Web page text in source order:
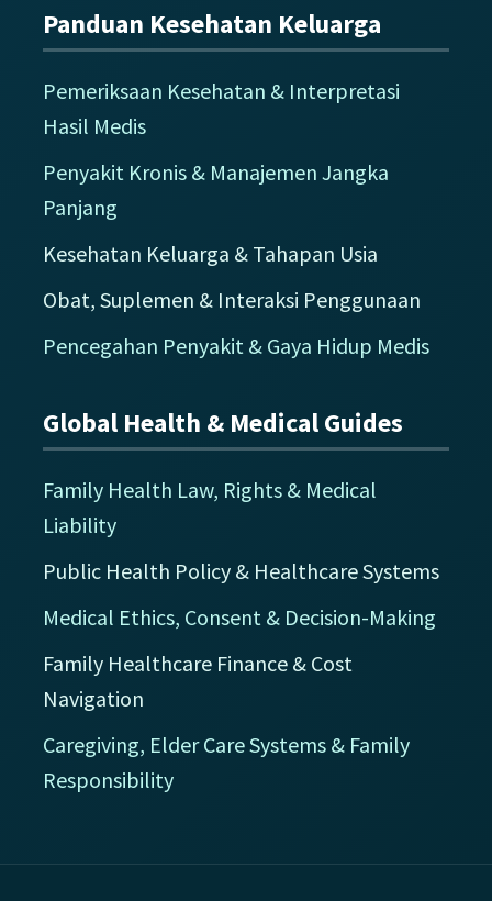
Panduan Kesehatan Keluarga
Pemeriksaan Kesehatan & Interpretasi
Hasil Medis
Penyakit Kronis & Manajemen Jangka
Panjang
Kesehatan Keluarga & Tahapan Usia
Obat, Suplemen & Interaksi Penggunaan
Pencegahan Penyakit & Gaya Hidup Medis
Global Health & Medical Guides
Family Health Law, Rights & Medical
Liability
Public Health Policy & Healthcare Systems
Medical Ethics, Consent & Decision-Making
Family Healthcare Finance & Cost
Navigation
Caregiving, Elder Care Systems & Family
Responsibility